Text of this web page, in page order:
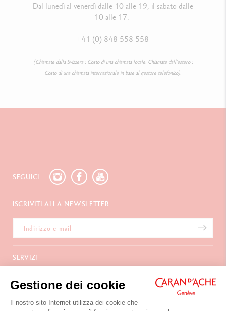
Gestione dei cookie
Il nostro sito Internet utilizza dei cookie che
Dal lunedì al venerdì dalle 10 alle 19, il sabato dalle
10 alle 17.
+41 (0) 848 558 558
(Chiamate dalla Svizzera : Costo di una chiamata locale. Chiamate dall’estero :
Costo di una chiamata internazionale in base al gestore telefonico).
SEGUICI
ISCRIVITI ALLA NEWSLETTER
SERVIZI
Pagamento
Resi
A PROPOSITO
Domande frequenti
CONTATTACI